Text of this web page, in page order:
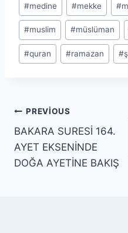
#medine #mekke #
#muslim #müslüman
#quran #ramazan #
Yazı
gezinmesi
PREVIOUS
BAKARA SURESİ 164.
AYET EKSENİNDE
DOĞA AYETİNE BAKIŞ